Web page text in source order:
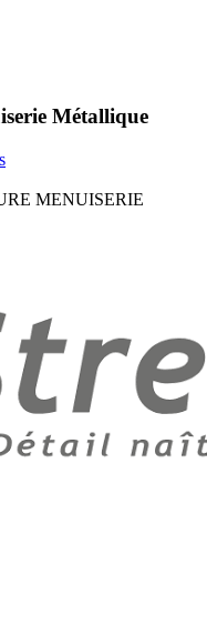
Métallique
MENUISERIE